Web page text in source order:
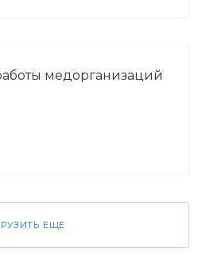
медорганизаций
ЕЩЕ